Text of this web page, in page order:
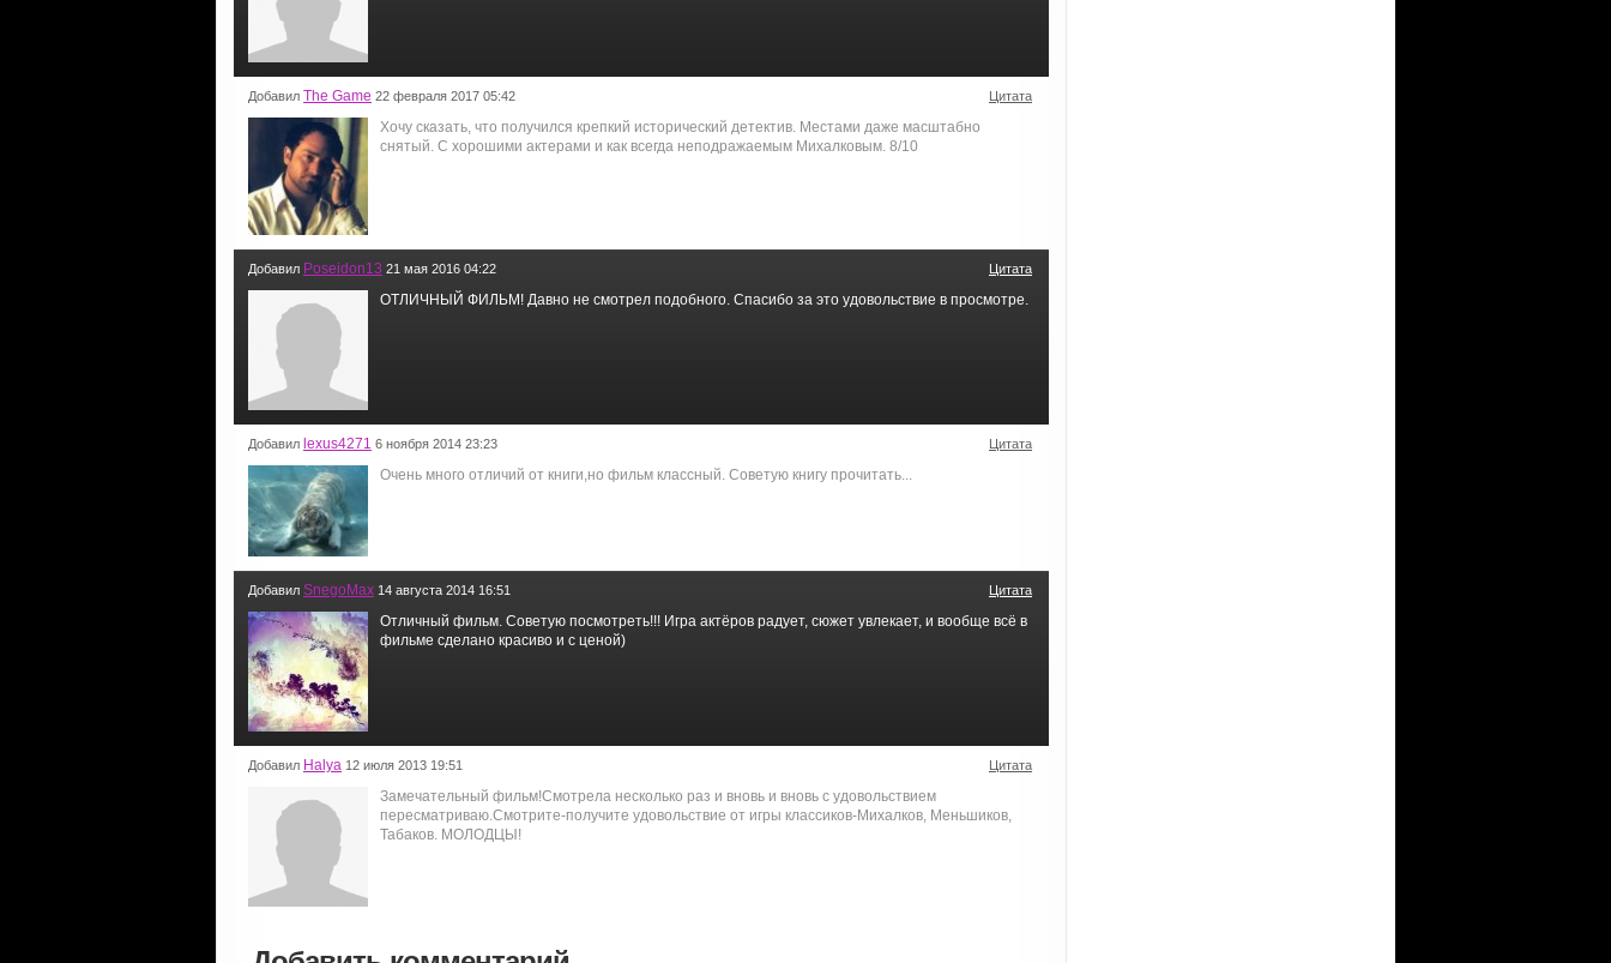
Добавил The Game 22 февраля 2017 05:42 Цитата
Хочу сказать, что получился крепкий исторический детектив. Местами даже масштабно
снятый. С хорошими актерами и как всегда неподражаемым Михалковым. 8/10
Добавил Poseidon13 21 мая 2016 04:22 Цитата
ОТЛИЧНЫЙ ФИЛЬМ! Давно не смотрел подобного. Спасибо за это удовольствие в просмотре.
Добавил lexus4271 6 ноября 2014 23:23 Цитата
Очень много отличий от книги,но фильм классный. Советую книгу прочитать...
Добавил SnegoMax 14 августа 2014 16:51 Цитата
Отличный фильм. Советую посмотреть!!! Игра актёров радует, сюжет увлекает, и вообще всё в
фильме сделано красиво и с ценой)
Добавил Halya 12 июля 2013 19:51 Цитата
Замечательный фильм!Смотрела несколько раз и вновь и вновь с удовольствием
пересматриваю.Смотрите-получите удовольствие от игры классиков-Михалков, Меньшиков,
Табаков. МОЛОДЦЫ!